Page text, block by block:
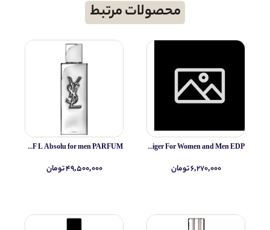
محصولات مرتبط
IRIB Espigan (altamir) Papilo tiger For Women and Men EDP
۶,۲۷۰,۰۰۰ تومان
Yves Saint Laurent MYSLF L Absolu for men PARFUM
۴۹,۵۰۰,۰۰۰ تومان